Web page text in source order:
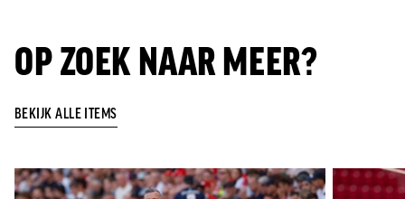
OP ZOEK NAAR MEER?
BEKIJK ALLE ITEMS